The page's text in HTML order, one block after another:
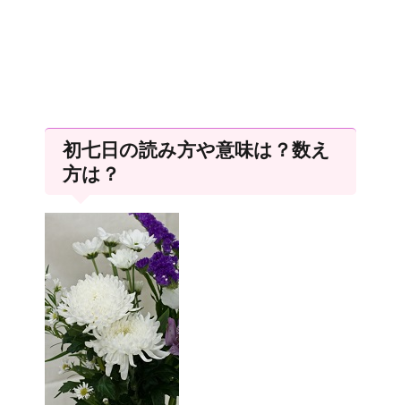
初七日の読み方や意味は？数え
方は？